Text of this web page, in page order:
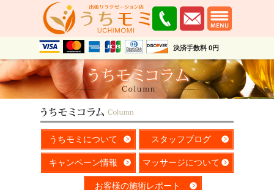
決済手数料 0円
うちモミについて スタッフブログ
キャンペーン情報 マッサージについて
お客様の施術レポート